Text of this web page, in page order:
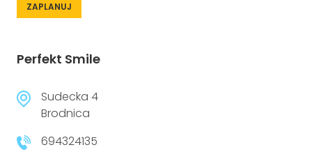
ZAPLANUJ
Perfekt Smile
Sudecka 4
Brodnica
694324135